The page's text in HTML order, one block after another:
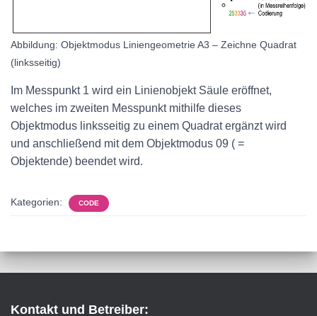
Abbildung: Objektmodus Liniengeometrie A3 – Zeichne Quadrat
(linksseitig)
Im Messpunkt 1 wird ein Linienobjekt Säule eröffnet,
welches im zweiten Messpunkt mithilfe dieses
Objektmodus linksseitig zu einem Quadrat ergänzt wird
und anschließend mit dem Objektmodus 09 ( =
Objektende) beendet wird.
Kategorien: CODE
Kontakt und Betreiber: